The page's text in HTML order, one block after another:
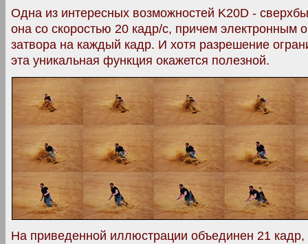
Одна из интересных возможностей K20D -
она со скоростью 20 кадр/с, причем электронным
затвора на каждый кадр. И хотя разрешение
эта уникальная функция окажется полезной.
На приведенной иллюстрации объединен 21